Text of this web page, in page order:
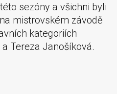
sezóny a všichni byli
mistrovském závodě
kategoriích
Tereza Janošíková.